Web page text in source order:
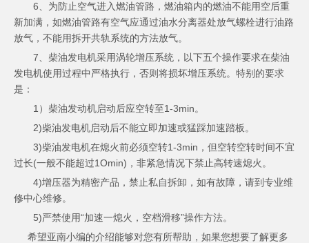
6、为防止空气进入燃油管路，燃油箱内的燃油不能用空后重
新加满，如燃油管路有空气应通过油水分离器处放气螺栓进行油路
放气，不能用拆开共轨系统的方法放气。
7、柴油发电机采用涡轮增压系统，以下五个操作要求在柴油
发电机使用过程中严格执行，否则将损坏增压系统。特别的要求
是：
1）柴油发动机启动后应空转至1-3min。
2)柴油发电机启动后不能立即加速或猛踩加速踏板。
3)柴油发电机在熄火前必须空转1-3min，但空转空转时间不宜
过长(一般不能超过1Omin)，非紧急情况下禁止高转速熄火。
4)增压器为精密产品，禁止私自拆卸，如有故障，请到专业维
修中心维修。
5)严禁使用“加速一熄火，空档滑移”操作方法。
希望亚南小编的介绍能够对您有所帮助，如果您想要了解更多